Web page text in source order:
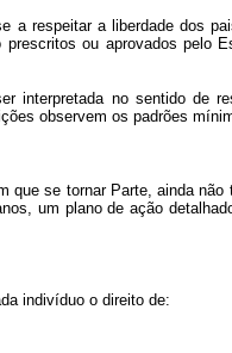
a respeitar a liberdade dos
ou aprovados
interpretada no sentido
observem os padrões
se tornar Parte, ainda
um plano de ação
indivíduo o direito de: